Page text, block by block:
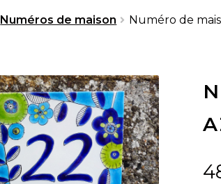
Numéros de maison Numéro de